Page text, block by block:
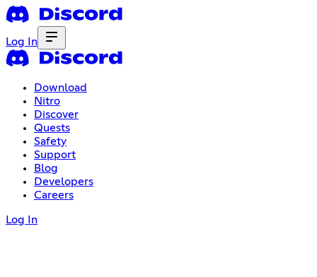
Log In
Download
Nitro
Discover
Quests
Safety
Support
Blog
Developers
Careers
Log In